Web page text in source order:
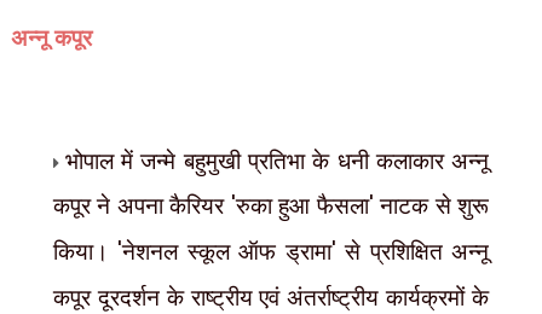
अन्नू कपूर
भोपाल में जन्मे बहुमुखी प्रतिभा के धनी कलाकार अन्नू
कपूर ने अपना कैरियर 'रुका हुआ फैसला'नाटक से शुरू
किया। 'नेशनल स्कूल ऑफ ड्रामा'से प्रशिक्षित अन्नू
कपूर दूरदर्शन के राष्ट्रीय एवं अंतर्राष्ट्रीय कार्यक्रमों के